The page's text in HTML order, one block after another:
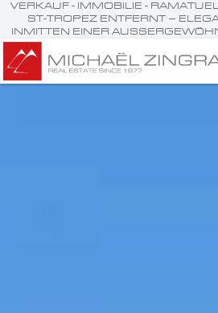
VERKAUF - IMMOBILIE -
ST-TROPEZ ENTFERNT –
INMITTEN EINER